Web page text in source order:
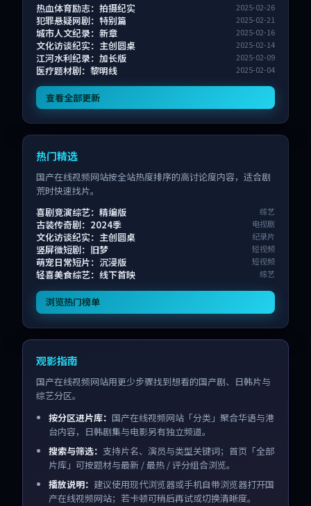
热血体育励志：拍摄纪实
2025-02-26
犯罪悬疑网剧：特别篇 2025-02-21
城市人文纪录：新章 2025-02-16
文化访谈纪实：主创圆桌 2025-02-14
江河水利纪录：加长版 2025-02-09
医疗题材剧：黎明线 2025-02-04
查看全部更新
热门精选
国产在线视频网站按全站热度排序的高讨论度内容，适合剧
荒时快速找片。
喜剧竞演综艺：精编版
综艺
古装传奇剧：2024季 电视剧
文化访谈纪实：主创圆桌 纪录片
竖屏微短剧：旧梦 短视频
萌宠日常短片：沉浸版 短视频
轻喜美食综艺：线下首映 综艺
浏览热门榜单
观影指南
国产在线视频网站用更少步骤找到想看的国产剧、日韩片与
综艺分区。
按分区进片库： 国产在线视频网站「分类」聚合华语与港
台内容，日韩剧集与电影另有独立频道。
搜索与筛选： 支持片名、演员与类型关键词；首页「全部
片库」可按题材与最新 / 最热 / 评分组合浏览。
播放说明： 建议使用现代浏览器或手机自带浏览器打开国
产在线视频网站；若卡顿可稍后再试或切换清晰度。